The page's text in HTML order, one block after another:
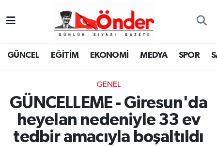
GÜNCEL EĞİTİM EKONOMİ MEDYA SPOR
GENEL
GÜNCELLEME - Giresun'da
heyelan nedeniyle 33 ev
tedbir amacıyla boşaltıldı
GÜNCEL
MEDYA
SPOR
Zonguldak Nöbetçi Eczaneler
Zonguldak Namaz Vakitleri
Zonguldak Trafik Yoğunluk Haritası
TFF 3.Lig 4.Grup Puan Durumu ve Fikstür